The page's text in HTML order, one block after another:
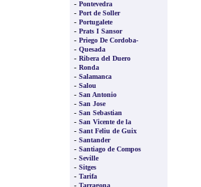
- Pontevedra
- Port de Soller
- Portugalete
- Prats I Sansor
- Priego De Cordoba-
- Quesada
- Ribera del Duero
- Ronda
- Salamanca
- Salou
- San Antonio
- San Jose
- San Sebastian
- San Vicente de la
- Sant Feliu de Guix
- Santander
- Santiago de Compos
- Seville
- Sitges
- Tarifa
- Tarragona